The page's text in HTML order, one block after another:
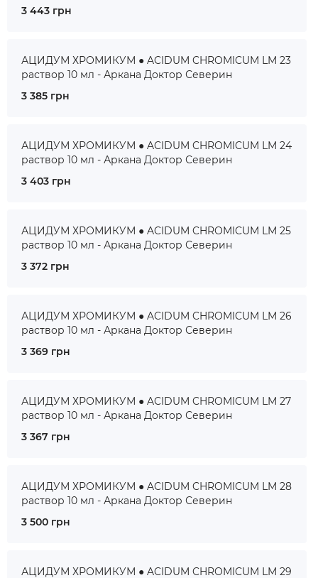
3 443 грн
АЦИДУМ ХРОМИКУМ ● ACIDUM CHROMICUM LM 23
раствор 10 мл - Аркана Доктор Северин
3 385 грн
АЦИДУМ ХРОМИКУМ ● ACIDUM CHROMICUM LM 24
раствор 10 мл - Аркана Доктор Северин
3 403 грн
АЦИДУМ ХРОМИКУМ ● ACIDUM CHROMICUM LM 25
раствор 10 мл - Аркана Доктор Северин
3 372 грн
АЦИДУМ ХРОМИКУМ ● ACIDUM CHROMICUM LM 26
раствор 10 мл - Аркана Доктор Северин
3 369 грн
АЦИДУМ ХРОМИКУМ ● ACIDUM CHROMICUM LM 27
раствор 10 мл - Аркана Доктор Северин
3 367 грн
АЦИДУМ ХРОМИКУМ ● ACIDUM CHROMICUM LM 28
раствор 10 мл - Аркана Доктор Северин
3 500 грн
АЦИДУМ ХРОМИКУМ ● ACIDUM CHROMICUM LM 29